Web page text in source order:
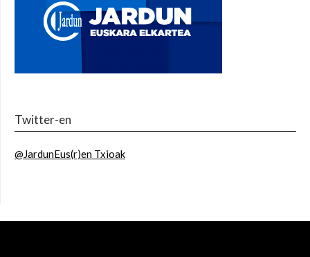
Twitter-en
@JardunEus(r)en Txioak